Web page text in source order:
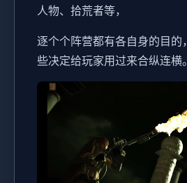
人物、拾荒者等，
逐个个阵营都有各自身的目的
些决定给玩家用过来合纵连横。